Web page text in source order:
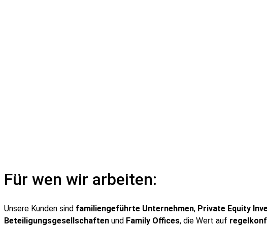
Für wen wir arbeiten:
Unsere Kunden sind familiengeführte Unternehmen, Private Equity
Beteiligungsgesellschaften und Family Offices, die Wert auf